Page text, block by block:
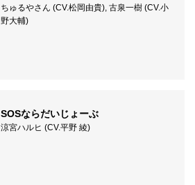
ちゅるやさん (CV.松岡由貴), 古泉一樹 (CV.小
野大輔)
SOSならだいじょーぶ
涼宮ハルヒ (CV.平野 綾)